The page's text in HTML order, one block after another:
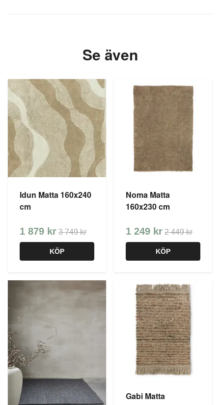
Se även
Idun Matta 160x240
cm
1 879 kr 3 749 kr
KÖP
Noma Matta
160x230 cm
1 249 kr 2 449 kr
KÖP
Gabi Matta